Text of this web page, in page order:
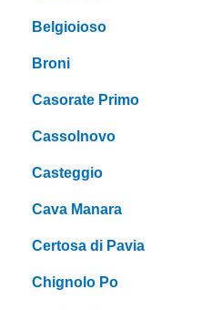
Belgioioso
Broni
Casorate Primo
Cassolnovo
Casteggio
Cava Manara
Certosa di Pavia
Chignolo Po